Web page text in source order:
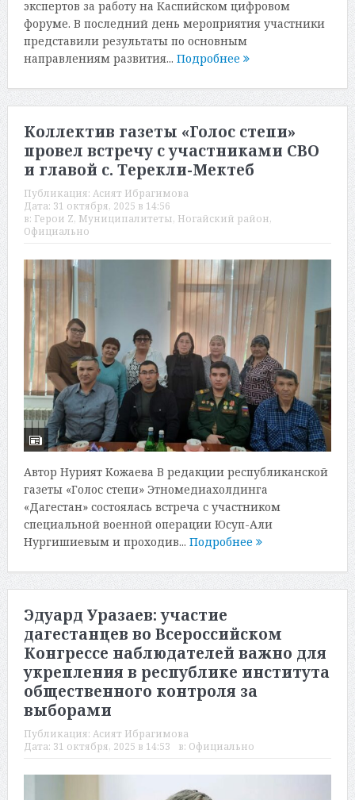
экспертов за работу на Каспийском цифровом
форуме. В последний день мероприятия участники
представили результаты по основным
направлениям развития... Подробнее
Коллектив газеты «Голос степи»
провел встречу с участниками СВО
и главой с. Терекли-Мектеб
Публикация: Асият Ибрагимова
Дата: 31 октября, 2025 в 14:56
в: Герои Z, Муниципалитеты, Ногайский район,
Официально
Автор Нурият Кожаева В редакции республиканской
газеты «Голос степи» Этномедиахолдинга
«Дагестан» состоялась встреча с участником
специальной военной операции Юсуп-Али
Нургишиевым и проходив... Подробнее
Эдуард Уразаев: участие
дагестанцев во Всероссийском
Конгрессе наблюдателей важно для
укрепления в республике института
общественного контроля за
выборами
Публикация: Асият Ибрагимова
Дата: 31 октября, 2025 в 14:53 в: Официально